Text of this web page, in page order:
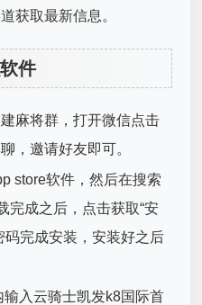
获取最新信息。
件
麻将群，打开微信点击
，邀请好友即可。
store软件，然后在搜索
完成之后，点击获取“安
码完成安装，安装好之后
入云骑士凯发k8国际首